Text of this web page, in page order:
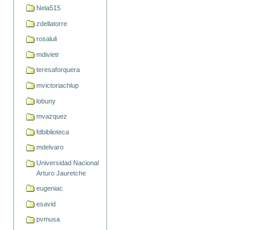
Nela515
zdellatorre
rosaluli
mdivietr
teresaforquera
mvictoriachlup
lobuny
mvazquez
fdbiblioteca
mdelvaro
Universidad Nacional
Arturo Jauretche
eugeniac
esavid
pvmusa